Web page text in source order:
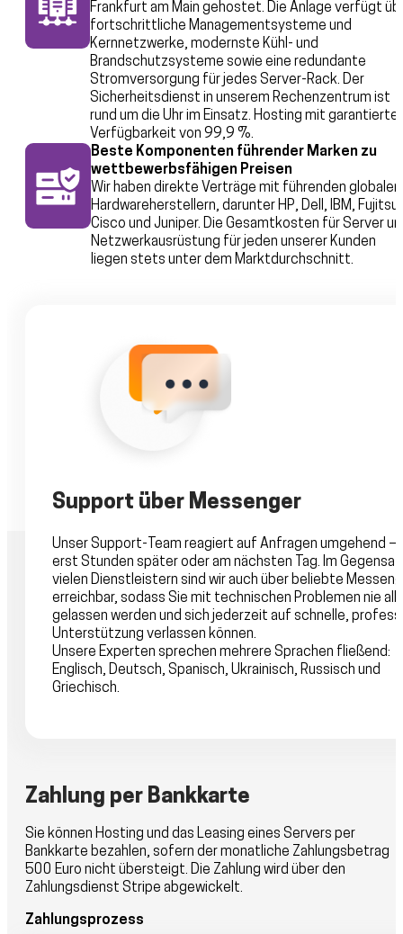
Frankfurt am Main gehostet. Die Anlage verfügt
fortschrittliche Managementsysteme und
Kernnetzwerke, modernste Kühl- und
Brandschutzsysteme sowie eine redundante
Stromversorgung für jedes Server-Rack. Der
Sicherheitsdienst in unserem Rechenzentrum ist
rund um die Uhr im Einsatz. Hosting mit garantierter
Verfügbarkeit von 99,9 %.
Beste Komponenten führender Marken zu
wettbewerbsfähigen Preisen
Wir haben direkte Verträge mit führenden globalen
Hardwareherstellern, darunter HP, Dell, IBM, Fujitsu,
Cisco und Juniper. Die Gesamtkosten für Server
Netzwerkausrüstung für jeden unserer Kunden
liegen stets unter dem Marktdurchschnitt.
Support über Messenger
Unser Support-Team reagiert auf Anfragen umgehend –
erst Stunden später oder am nächsten Tag. Im
vielen Dienstleistern sind wir auch über beliebte
erreichbar, sodass Sie mit technischen Problemen nie
gelassen werden und sich jederzeit auf schnelle,
Unterstützung verlassen können.
Unsere Experten sprechen mehrere Sprachen fließend:
Englisch, Deutsch, Spanisch, Ukrainisch, Russisch und
Griechisch.
Zahlung per Bankkarte
Sie können Hosting und das Leasing eines Servers per
Bankkarte bezahlen, sofern der monatliche Zahlungsbetrag
500 Euro nicht übersteigt. Die Zahlung wird über den
Zahlungsdienst Stripe abgewickelt.
Zahlungsprozess